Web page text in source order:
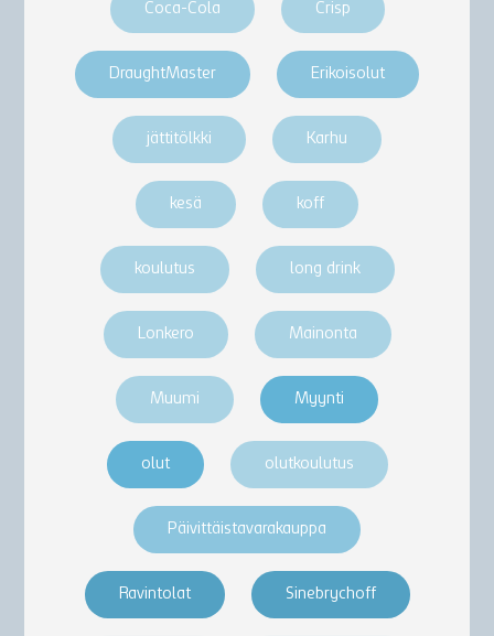
Coca-Cola Crisp
DraughtMaster Erikoisolut
jättitölkki Karhu
kesä koff
koulutus long drink
Lonkero Mainonta
Muumi Myynti
olut olutkoulutus
Päivittäistavarakauppa
Ravintolat Sinebrychoff